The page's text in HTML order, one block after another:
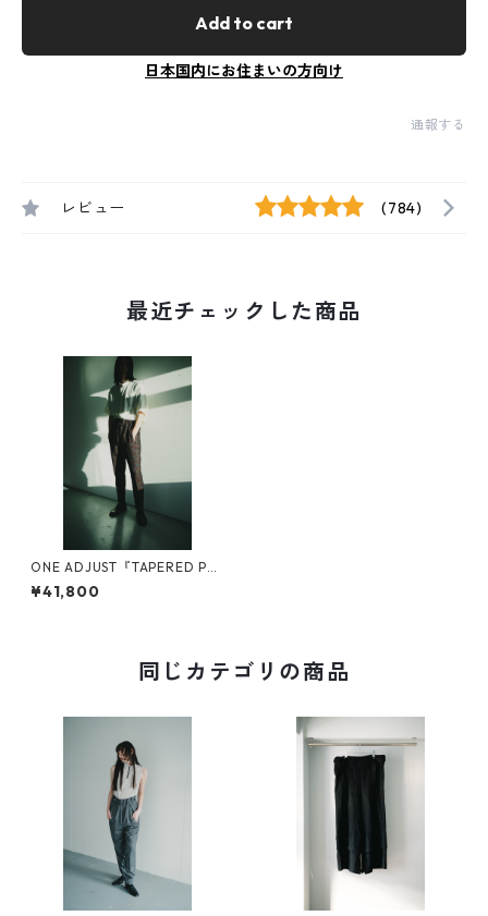
Add to cart
日本国内にお住まいの方向け
通報する
レビュー (784)
最近チェックした商品
ONE ADJUST『TAPERED PA
NTS』
¥41,800
同じカテゴリの商品